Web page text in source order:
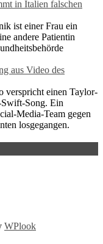
in Italien falschen
ist einer Frau ein
andere Patientin
aus Video des
verspricht einen Taylor-
Song. Ein
Media-Team gegen
losgegangen.
WPlook